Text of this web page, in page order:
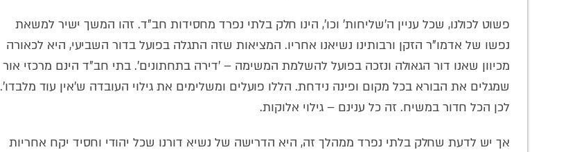
פשוט לכולנו, שכל עניין ה'שליחות' וכו', הינו חלק בלתי נפרד מחסידות חב"ד. זהו המשך ישיר למשאת
נפשו של אדמו"ר הזקן ורבותינו נשיאנו אחריו. המציאות שזה התגלה בפועל בדור השביעי, היא לכאורה
מכיוון שאנו דור הגאולה ונזכה בפועל להשלמת המשימה – 'דירה בתחתונים'. בתי חב"ד הינם מרכזי אור
שמגלים את הבורא בכל מקום ופינה נידחת. הללו פועלים ומשלימים את גילוי העובדה ש'אין עוד מלבדו'.
לכן הכל חדור במשיח. זה כל ענינם – גילוי אלוקות.
אך יש לדעת שחלק בלתי נפרד ממהלך זה, היא הדרישה של נשיא דורנו שכל יהודי וחסיד יקח אחריות